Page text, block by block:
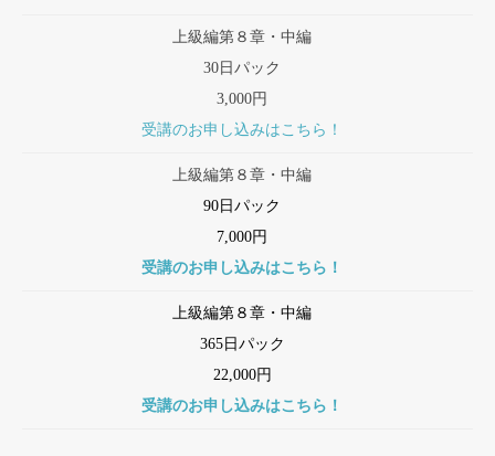
上級編第８章・中編
30日パック
3,000円
受講のお申し込みはこちら！
上級編第８章・中編
90日パック
7,000円
受講のお申し込みはこちら！
上級編第８章・中編
365日パック
22,000円
受講のお申し込みはこちら！